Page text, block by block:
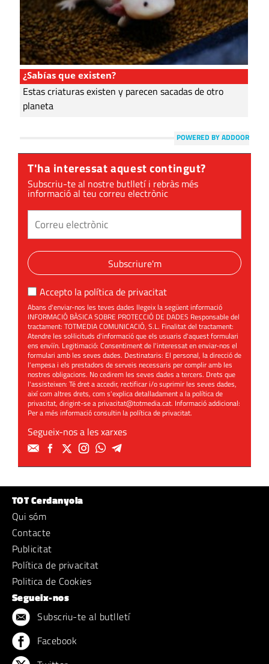
¿Sabías que existen?
Estas criaturas existen y parecen sacadas de otro
planeta
POWERED BY ADDOOR
T'ha interessat aquest contingut?
Subscriu-te al nostre butlletí i rebràs més
informació al teu correu electrònic
Subscriure'm
Accepto la política de privacitat
Abans d'enviar-nos les teves dades llegeix la següent informació
INFORMACIÓ BÀSICA SOBRE PROTECCIÓ DE DADES Responsable del
tractament: TOTMEDIA COMUNICACIÓ, S.L. Finalitat del tractament:
Atendre les sol·licituds d'informació que els usuaris d'aquest formulari
ens enviïn. Legitimació: Consentiment de l'interessat en enviar-nos el
formulari amb les seves dades. Destinataris: El personal, la direcció de
l'empesa i els prestadors de serveis necessaris per complir amb les
nostres obligacions. No cedirem les seves dades a tercers. Drets que
l'assisteixen: Té dret a accedir, rectificar i/o suprimir les seves dades,
així com altres drets, com s'explica detalladament a la política de
privacitat, dirigint-se aprivacitat@totmedia.cat. Informació addicional:
Per a més informació consultin lapolítica de privacitat.
Segueix-nos a les xarxes
TOT Cerdanyola
Qui sóm
Contacte
Publicitat
Política de privacitat
Politica de Cookies
Segueix-nos
Subscriu-te al butlletí
Facebook